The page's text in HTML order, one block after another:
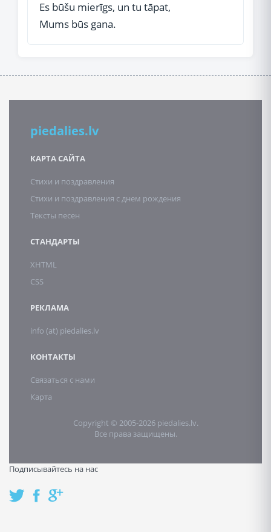
Es būšu mierīgs, un tu tāpat,
Mums būs gana.
piedalies.lv
КАРТА САЙТА
Стихи и поздравления
Стихи и поздравления с днем рождения
Тексты песен
СТАНДАРТЫ
XHTML
CSS
РЕКЛАМА
info (at) piedalies.lv
КОНТАКТЫ
Связаться с нами
Карта
Copyright © 2005-2026 piedalies.lv.
Все права защищены.
Подписывайтесь на нас